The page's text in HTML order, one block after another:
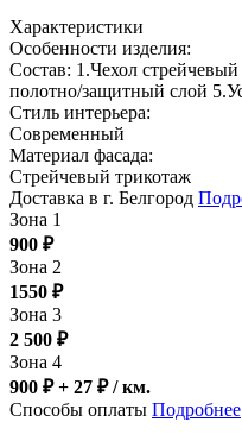
Характеристики
Особенности изделия:
Состав: 1.Чехол
полотно/защитный слой
Стиль интерьера:
Современный
Материал фасада:
Стрейчевый трикотаж
Доставка в г. Белгород
Зона 1
900 ₽
Зона 2
1550 ₽
Зона 3
2 500 ₽
Зона 4
900 ₽ + 27 ₽/ км.
Способы оплаты Подробнее